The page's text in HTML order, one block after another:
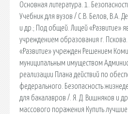
Основная литература. 1.
Учебник для вузов / С.В. Белов, В.А.
и др.; Под общей. Лицей «Развитие»
учреждением образования г.
«Развитие» учрежден Решением
муниципальным имуществом
реализации Плана действий по
федерального. Безопасность
для бакалавров /. Я. Д. Вишняков и
массового поражения Купить